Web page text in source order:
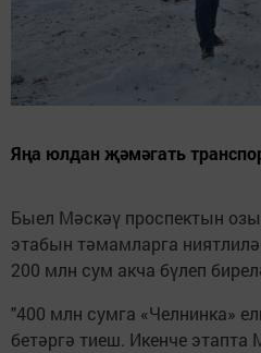
Яңа юлдан җәмәгать
Быел Мәскәү проспектын
этабын тәмамларга
200 млн сум акча бүлеп
"400 млн сумга «Челнинка»
бетәргә тиеш. Икенче этапта